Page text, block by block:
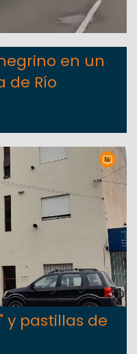
en un
de Río
y pastillas de